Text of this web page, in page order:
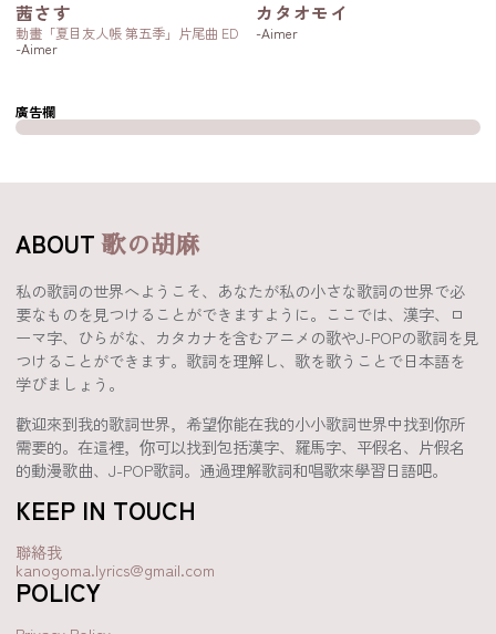
茜さす
動畫「夏目友人帳 第五季」片尾曲 ED
-Aimer
カタオモイ
-Aimer
廣告欄
ABOUT歌の胡麻
私の歌詞の世界へようこそ、あなたが私の小さな歌詞の世界で必
要なものを見つけることができますように。ここでは、漢字、ロ
ーマ字、ひらがな、カタカナを含むアニメの歌やJ-POPの歌詞を見
つけることができます。歌詞を理解し、歌を歌うことで日本語を
学びましょう。
歡迎來到我的歌詞世界，希望你能在我的小小歌詞世界中找到你所
需要的。在這裡，你可以找到包括漢字、羅馬字、平假名、片假名
的動漫歌曲、J-POP歌詞。通過理解歌詞和唱歌來學習日語吧。
KEEP IN TOUCH
聯絡我
kanogoma.lyrics@gmail.com
POLICY